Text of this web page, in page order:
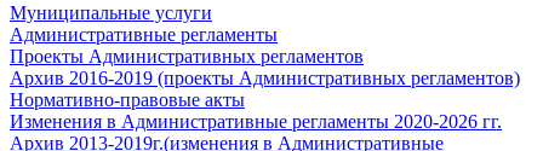
Муниципальные услуги
Административные регламенты
Проекты Административных регламентов
Архив 2016-2019 (проекты Административных регламентов)
Нормативно-правовые акты
Изменения в Административные регламенты 2020-2026 гг.
Архив 2013-2019г.(изменения в Административные